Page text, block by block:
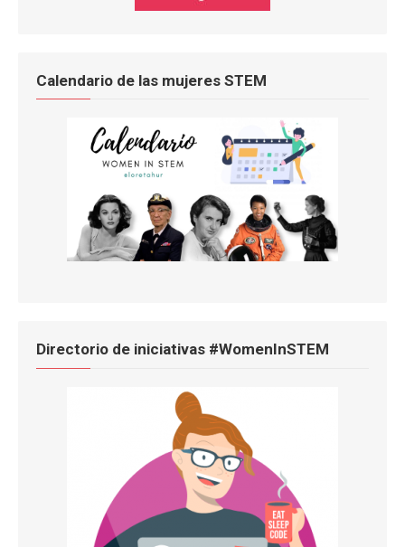
Calendario de las mujeres STEM
Directorio de iniciativas #WomenInSTEM